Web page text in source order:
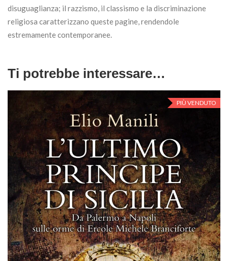
disuguaglianza; il razzismo, il classismo e la discriminazione
religiosa caratterizzano queste pagine, rendendole
estremamente contemporanee.
Ti potrebbe interessare…
PIÙ VENDUTO